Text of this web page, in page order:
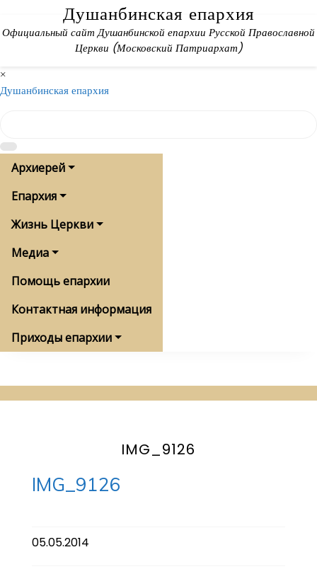
content
Душанбинская епархия
Официальный сайт Душанбинской епархии Русской Православной
Церкви (Московский Патриархат)
×
Душанбинская епархия
Архиерей
Епархия
Жизнь Церкви
Медиа
Помощь епархии
Контактная информация
Приходы епархии
IMG_9126
IMG_9126
05.05.2014